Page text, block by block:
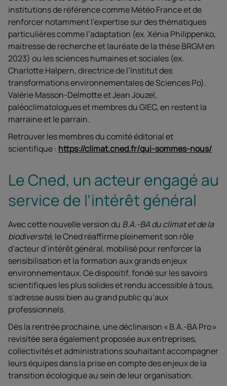
institutions de référence comme Météo France et de
renforcer notamment l’expertise sur des thématiques
particulières comme l’adaptation (ex. Xénia Philippenko,
maitresse de recherche et lauréate de la thèse BRGM en
2023) ou les sciences humaines et sociales (ex.
Charlotte Halpern, directrice de l’Institut des
transformations environnementales de Sciences Po).
Valérie Masson-Delmotte et Jean Jouzel,
paléoclimatologues et membres du GIEC, en restent la
marraine et le parrain.
Retrouver les membres du comité éditorial et
scientifique : https://climat.cned.fr/qui-sommes-nous/
Le Cned, un acteur engagé au
service de l’intérêt général
Avec cette nouvelle version du B.A.-BA du climat et de la
biodiversité, le Cned réaffirme pleinement son rôle
d’acteur d’intérêt général, mobilisé pour renforcer la
sensibilisation et la formation aux grands enjeux
environnementaux. Ce dispositif, fondé sur les savoirs
scientifiques les plus solides et rendu accessible à tous,
s’adresse aussi bien au grand public qu’aux
professionnels.
Dès la rentrée prochaine, une déclinaison « B.A.-BA Pro »
revisitée sera également proposée aux entreprises,
collectivités et administrations souhaitant accompagner
leurs équipes dans la prise en compte des enjeux de la
transition écologique au sein de leur organisation.